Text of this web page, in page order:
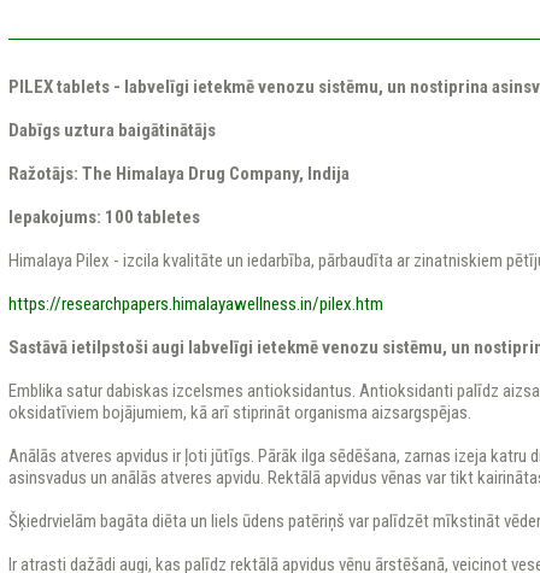
PILEX tablets - labvelīgi ietekmē venozu sistēmu, un nostiprina
Dabīgs uztura baigātinātājs
Ražotājs: The Himalaya Drug Company, Indija
Iepakojums: 100 tabletes
Himalaya Pilex - izcila kvalitāte un iedarbība, pārbaudīta ar zinatniskiem
https://researchpapers.himalayawellness.in/pilex.htm
Sastāvā ietilpstoši augi labvelīgi ietekmē venozu sistēmu, un
Emblika satur dabiskas izcelsmes antioksidantus. Antioksidanti palīdz
oksidatīviem bojājumiem, kā arī stiprināt organisma aizsargspējas.
Anālās atveres apvidus ir ļoti jūtīgs. Pārāk ilga sēdēšana, zarnas izeja katru
asinsvadus un anālās atveres apvidu. Rektālā apvidus vēnas var tikt
Šķiedrvielām bagāta diēta un liels ūdens patēriņš var palīdzēt mīkstināt
Ir atrasti dažādi augi, kas palīdz rektālā apvidus vēnu ārstēšanā, veicinot